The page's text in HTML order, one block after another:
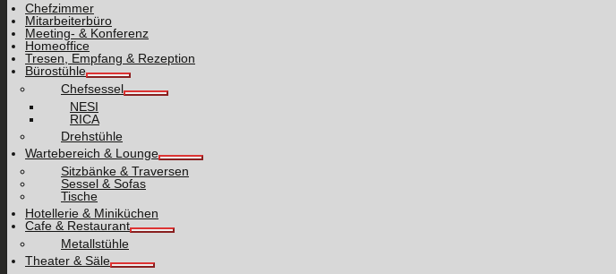
Chefzimmer
Mitarbeiterbüro
Meeting- & Konferenz
Homeoffice
Tresen, Empfang & Rezeption
Bürostühle
Chefsessel
NESI
RICA
Drehstühle
Wartebereich & Lounge
Sitzbänke & Traversen
Sessel & Sofas
Tische
Hotellerie & Miniküchen
Cafe & Restaurant
Metallstühle
Theater & Säle